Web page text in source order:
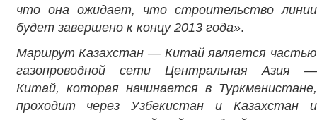
что она ожидает, что строительство линии
будет завершено к концу 2013 года».
Маршрут Казахстан — Китай является частью
газопроводной сети Центральная Азия —
Китай, которая начинается в Туркменистане,
проходит через Узбекистан и Казахстан и